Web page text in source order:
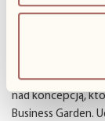
Poszczególne
Architecture,
nad koncepcją,
Business Garden.